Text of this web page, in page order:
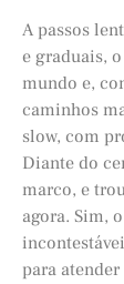
A passos
e graduais, o
mundo e,
caminhos
slow, com
Diante do
marco, e
agora. Sim,
para